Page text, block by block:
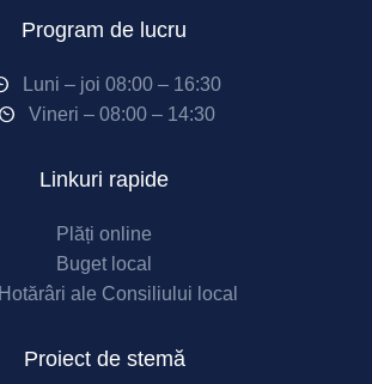
Program de lucru
Luni – joi 08:00 – 16:30
Vineri – 08:00 – 14:30
Linkuri rapide
Plăți online
Buget local
Hotărâri ale Consiliului local
Proiect de stemă